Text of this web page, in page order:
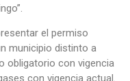
el permiso
municipio distinto a
obligatorio con vigencia
con vigencia actual.